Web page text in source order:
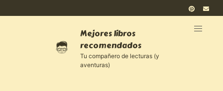
Mejores libros
recomendados
Tu compañero de lecturas (y
aventuras)